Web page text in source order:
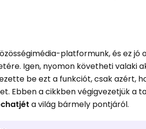
platformunk, és ez jó
Igen, nyomon követheti valaki
be ezt a funkciót, csak azért,
Ebben a cikkben végigvezetjük a
a világ bármely pontjáról.